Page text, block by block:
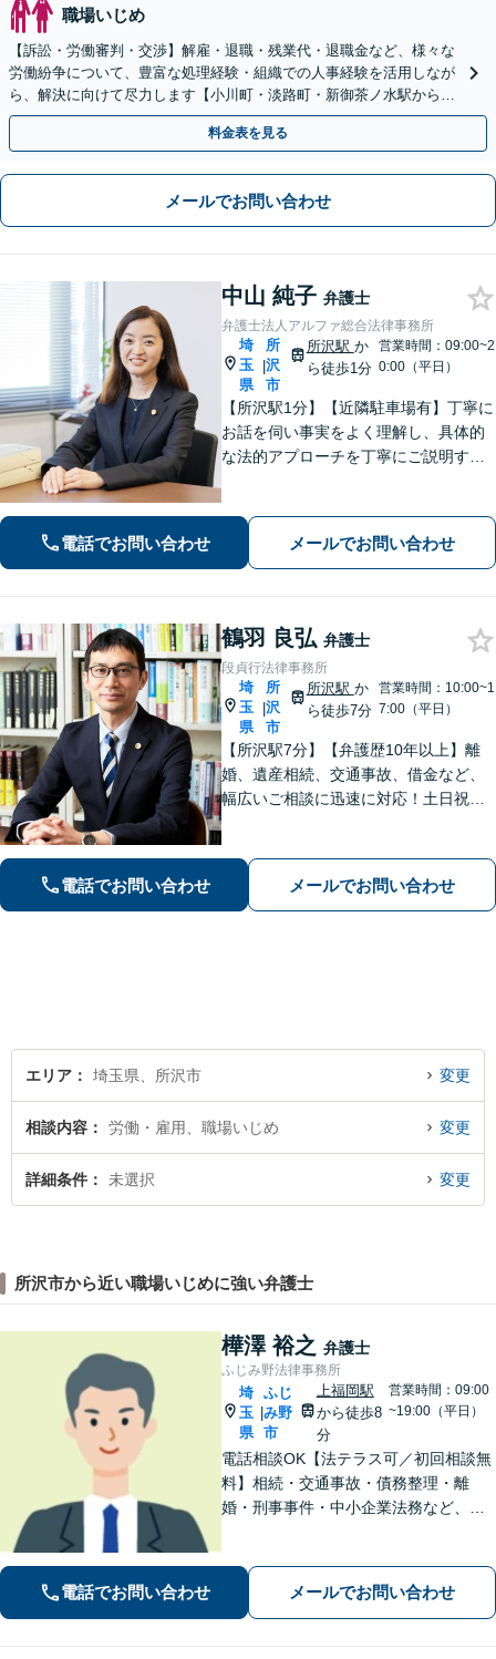
職場いじめ
【訴訟・労働審判・交渉】解雇・退職・残業代・退職金など、様々な
労働紛争について、豊富な処理経験・組織での人事経験を活用しなが
ら、解決に向けて尽力します【小川町・淡路町・新御茶ノ水駅から約
1分、御茶ノ水駅も利用可】
料金表を見る
メールでお問い合わせ
中山 純子 弁護士
弁護士法人アルファ総合法律事務所
埼
玉
県
|
所
沢
市
所沢駅 か
ら徒歩1分
営業時間：09:00~2
0:00（平日）
【所沢駅1分】【近隣駐車場有】丁寧に
お話を伺い事実をよく理解し、具体的
な法的アプローチを丁寧にご説明する
手伝いをいたします。どうぞお気軽に
ご相談ください。
電話でお問い合わせ メールでお問い合わせ
鶴羽 良弘 弁護士
段貞行法律事務所
埼
玉
県
|
所
沢
市
所沢駅 か
ら徒歩7分
営業時間：10:00~1
7:00（平日）
【所沢駅7分】【弁護歴10年以上】離
婚、遺産相続、交通事故、借金など、
幅広いご相談に迅速に対応！土日祝夜
ください！【初回相談無料】
電話でお問い合わせ メールでお問い合わせ
エリア 埼玉県、所沢市 変更
相談内容 労働・雇用、職場いじめ 変更
詳細条件 未選択 変更
所沢市から近い職場いじめに強い弁護士
樺澤 裕之 弁護士
ふじみ野法律事務所
埼
玉
県
ふじ
み野
市
上福岡駅
から徒歩8
分
営業時間：09:00
~19:00（平日）
電話相談OK【法テラス可／初回相談無
料】相続・交通事故・債務整理・離
婚・刑事事件・中小企業法務など、お
へと導きます【休日夜間対応】【上福
岡駅8分】【駐車場あり】
電話でお問い合わせ メールでお問い合わせ